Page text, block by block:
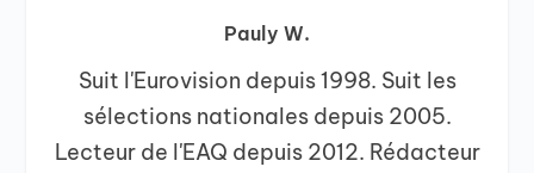
Pauly W.
Suit l'Eurovision depuis 1998. Suit les
sélections nationales depuis 2005.
Lecteur de l'EAQ depuis 2012. Rédacteur